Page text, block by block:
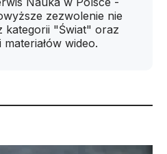
zezwolenie nie
kategorii "Świat" oraz
wideo.